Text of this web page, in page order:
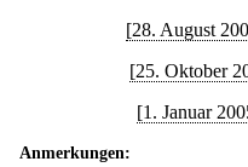
[28. August
[25. Oktober
[1. Januar
Anmerkungen: